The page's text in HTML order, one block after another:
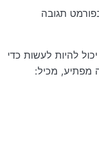
תגובה
להיות לעשות כדי
מפתיע, מכיל: